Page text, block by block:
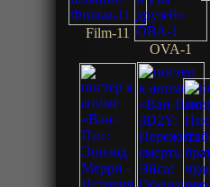
Film-11
OVA-1